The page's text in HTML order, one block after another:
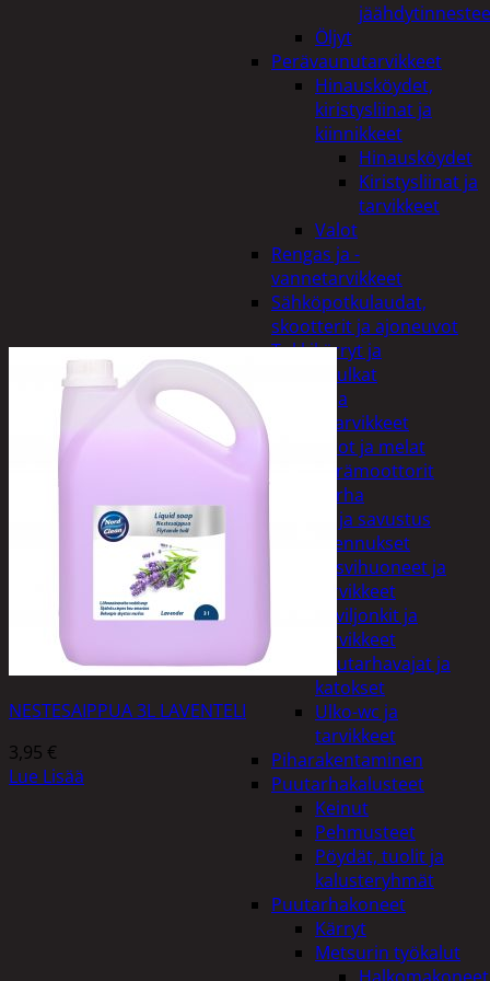
Öljyt
Perävaunutarvikkeet
Hinausköydet,
kiristysliinat ja
kiinnikkeet
Hinausköydet
Kiristysliinat ja
tarvikkeet
Valot
Rengas ja -
vannetarvikkeet
Sähköpotkulaudat,
skootterit ja ajoneuvot
Tukkikärryt ja
juontopulkat
Veneet ja
veneilytarvikkeet
Airot ja melat
Perämoottorit
Piha ja puutarha
Grillaus ja savustus
Piharakennukset
Kasvihuoneet ja
tarvikkeet
Paviljonkit ja
tarvikkeet
Puutarhavajat ja
katokset
Ulko-wc ja
tarvikkeet
Piharakentaminen
Puutarhakalusteet
Keinut
Pehmusteet
Pöydät, tuolit ja
kalusteryhmät
Puutarhakoneet
Kärryt
Metsurin työkalut
NESTESAIPPUA 3L LAVENTELI
3,95 €
Lue Lisää